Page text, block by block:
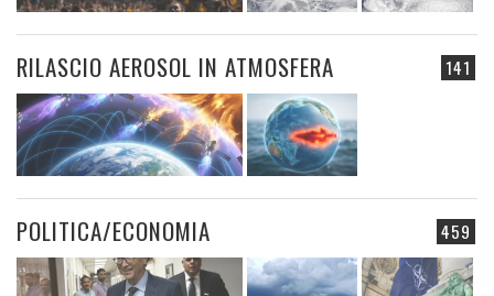
141
RILASCIO AEROSOL IN ATMOSFERA
459
POLITICA/ECONOMIA